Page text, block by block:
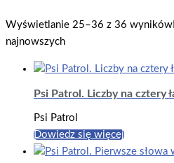
Wyświetlanie 25–36 z 36 wyników
najnowszych
Psi Patrol. Liczby na cztery
Psi Patrol
Dowiedz się więcej